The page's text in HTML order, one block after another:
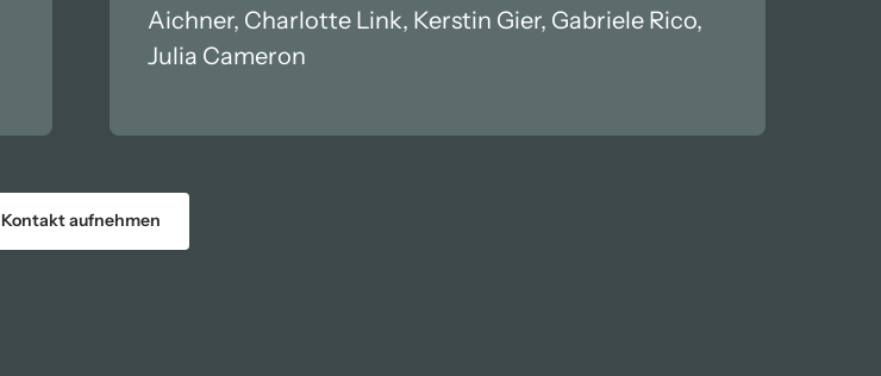
Aichner, Charlotte Link, Kerstin Gier, Gabriele Rico,
Julia Cameron
Kontakt aufnehmen